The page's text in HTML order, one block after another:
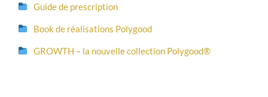
Guide de prescription
Book de réalisations Polygood
GROWTH – la nouvelle collection Polygood®